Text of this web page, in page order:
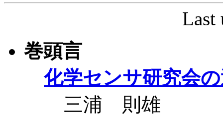
Last
巻頭言
化学センサ研究会
三浦 則雄